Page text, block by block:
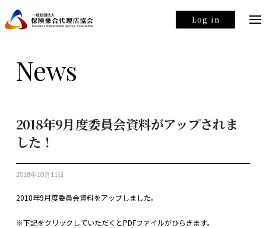
Log in
News
2018年9月度委員会資料がアップされま
した！
2018年10月11日
2018年9月度委員会資料をアップしました。
※下記をクリックしていただくとPDFファイルがひらきます。